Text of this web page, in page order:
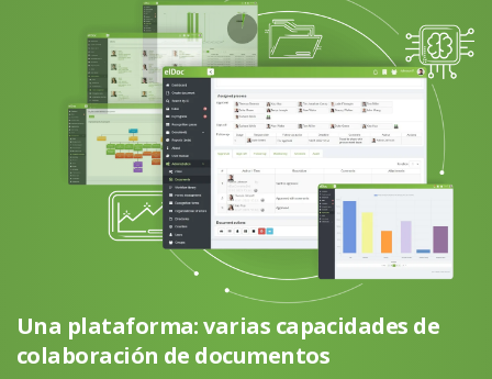
Una plataforma: varias capacidades de
colaboración de documentos